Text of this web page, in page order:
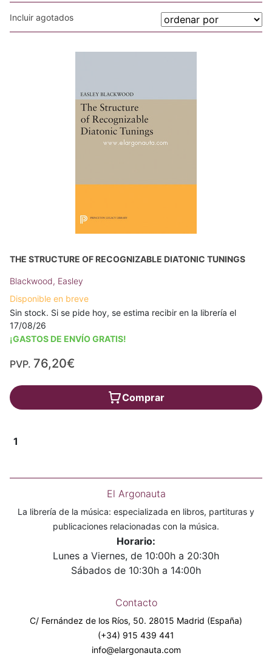
Incluir agotados
THE STRUCTURE OF RECOGNIZABLE DIATONIC TUNINGS
Blackwood, Easley
Disponible en breve
Sin stock. Si se pide hoy, se estima recibir en la librería el
17/08/26
¡GASTOS DE ENVÍO GRATIS!
PVP. 76,20€
Comprar
1
El Argonauta
La librería de la música: especializada en libros, partituras y
publicaciones relacionadas con la música.
Horario:
Lunes a Viernes, de 10:00h a 20:30h
Sábados de 10:30h a 14:00h
Contacto
C/ Fernández de los Ríos, 50. 28015 Madrid (España)
(+34) 915 439 441
info@elargonauta.com